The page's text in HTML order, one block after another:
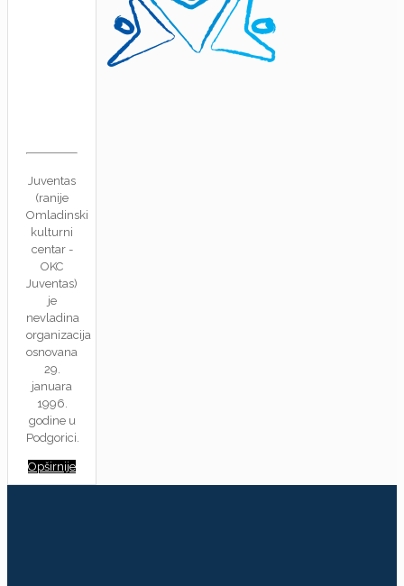
Juventas
(ranije
Omladinski
kulturni
centar -
OKC
Juventas)
je
nevladina
organizacija
osnovana
29.
januara
1996.
godine u
Podgorici.
Opširnije